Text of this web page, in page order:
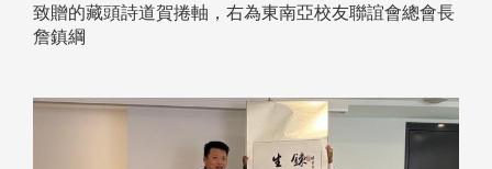
致贈的藏頭詩道賀捲軸，右為東南亞校友聯誼會總會長
詹鎮綱